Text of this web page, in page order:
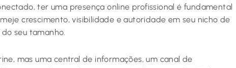
ter uma presença online profissional é fundamental
crescimento, visibilidade e autoridade em seu nicho de
seu tamanho.
mas uma central de informações, um canal de